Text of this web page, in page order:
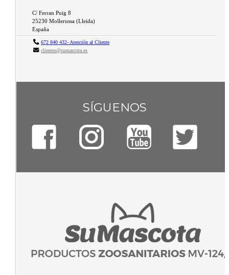
C/ Ferran Puig 8
25230 Mollerussa (Lleida)
España
672 840 432- Atención al Cliente
clientes@sumascota.es
SÍGUENOS